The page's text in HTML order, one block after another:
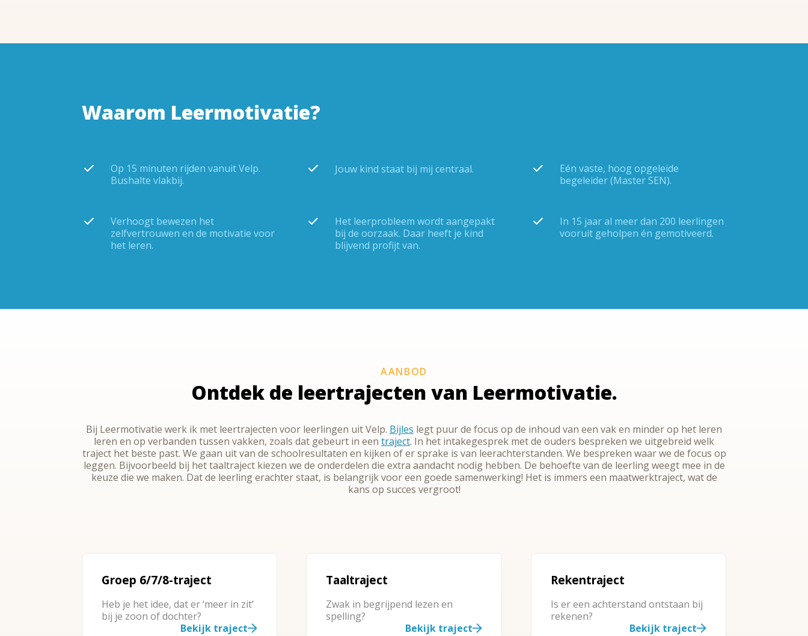
Waarom Leermotivatie?
Op 15 minuten rijden vanuit Velp.
Bushalte vlakbij.
Jouw kind staat bij mij centraal.
Eén vaste, hoog opgeleide
begeleider (Master SEN).
Verhoogt bewezen het
zelfvertrouwen en de motivatie voor
het leren.
Het leerprobleem wordt aangepakt
bij de oorzaak. Daar heeft je kind
blijvend profijt van.
In 15 jaar al meer dan 200 leerlingen
vooruit geholpen én gemotiveerd.
AANBOD
Ontdek de leertrajecten van Leermotivatie.
Bij Leermotivatie werk ik met leertrajecten voor leerlingen uit Velp. Bijles legt puur de focus op de inhoud van een vak en minder op het leren
leren en op verbanden tussen vakken, zoals dat gebeurt in een traject. In het intakegesprek met de ouders bespreken we uitgebreid welk
traject het beste past. We gaan uit van de schoolresultaten en kijken of er sprake is van leerachterstanden. We bespreken waar we de focus op
leggen. Bijvoorbeeld bij het taaltraject kiezen we de onderdelen die extra aandacht nodig hebben. De behoefte van de leerling weegt mee in de
keuze die we maken. Dat de leerling erachter staat, is belangrijk voor een goede samenwerking! Het is immers een maatwerktraject, wat de
kans op succes vergroot!
Groep 6/7/8-traject
Heb je het idee, dat er ‘meer in zit’
bij je zoon of dochter?
Bekijk traject
Taaltraject
Zwak in begrijpend lezen en
spelling?
Bekijk traject
Rekentraject
Is er een achterstand ontstaan bij
rekenen?
Bekijk traject